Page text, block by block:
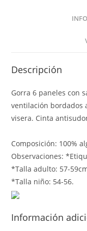
Descripción
Gorra 6 paneles con
ventilación bordados
visera. Cinta
Composición: 100%
Observaciones:
*Talla adulto: 57-
*Talla niño: 54-56.
Información